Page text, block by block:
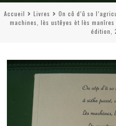
Accueil Livres
On cô d’û so
machines, lès ustêyes èt lès
édition,